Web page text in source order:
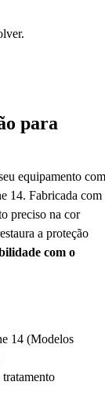
para
equipamento com
14. Fabricada com
preciso na cor
a proteção
com o
14 (Modelos